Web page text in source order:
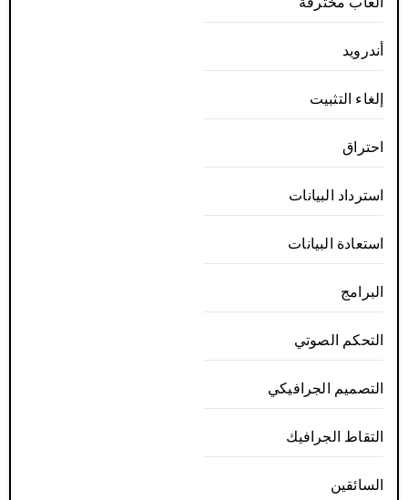
أندرويد
إلغاء التثبيت
احتراق
استرداد البيانات
استعادة البيانات
البرامج
التحكم الصوتي
التصميم الجرافيكي
التقاط الجرافيك
السائقين